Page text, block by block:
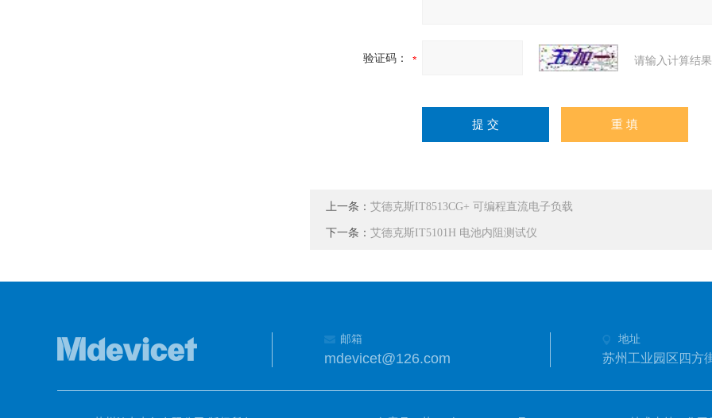
验证码： 请输入计算结
上一条： 艾德克斯IT8513CG+ 可编程直流电子负载
下一条： 艾德克斯IT5101H 电池内阻测试仪
邮箱
mdevicet@126.com
地址
苏州工业园区四方